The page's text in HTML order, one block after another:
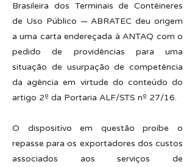
Brasileira dos Terminais de Contêineres
de Uso Público — ABRATEC deu origem
a uma carta endereçada à ANTAQ com o
pedido de providências para uma
situação de usurpação de competência
da agência em virtude do conteúdo do
artigo 2º da Portaria ALF/STS nº 27/16.
O dispositivo em questão proíbe o
repasse para os exportadores dos custos
associados aos serviços de